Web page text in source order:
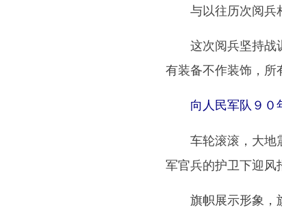
与以往历次阅兵
这次阅兵坚持战训
有装备不作装饰，所
向人民军队９０
车轮滚滚，大地震
军官兵的护卫下迎风
旗帜展示形象，旗